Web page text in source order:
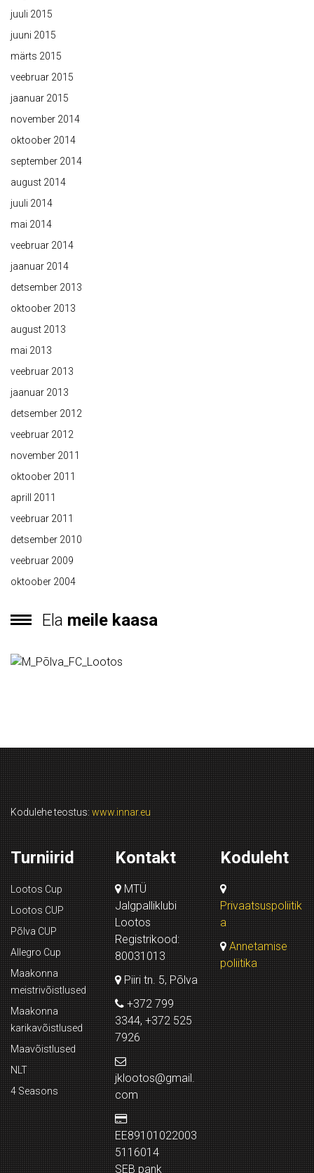
juuli 2015
juuni 2015
märts 2015
veebruar 2015
jaanuar 2015
november 2014
oktoober 2014
september 2014
august 2014
juuli 2014
mai 2014
veebruar 2014
jaanuar 2014
detsember 2013
oktoober 2013
august 2013
mai 2013
veebruar 2013
jaanuar 2013
detsember 2012
veebruar 2012
november 2011
oktoober 2011
aprill 2011
veebruar 2011
detsember 2010
veebruar 2009
oktoober 2004
Ela meile kaasa
Kodulehe teostus: www.innar.eu
Turniirid
Lootos Cup
Lootos CUP
Põlva CUP
Allegro Cup
Maakonna
meistrivõistlused
Maakonna
karikavõistlused
Maavõistlused
NLT
4 Seasons
Kontakt
MTÜ
Jalgpalliklubi
Lootos
Registrikood:
80031013
Piiri tn. 5, Põlva
+372 799
3344, +372 525
7926
jklootos@gmail.
com
EE89101022003
5116014
SEB pank
Koduleht
Privaatsuspoliitik
a
Annetamise
poliitika